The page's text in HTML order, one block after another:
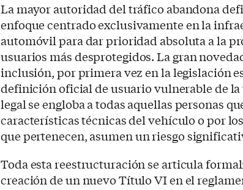
La mayor autoridad del tráfico abandona
enfoque centrado exclusivamente en la
automóvil para dar prioridad absoluta a la
usuarios más desprotegidos. La gran
inclusión, por primera vez en la legislación
definición oficial de usuario vulnerable de la
legal se engloba a todas aquellas personas
características técnicas del vehículo o por
que pertenecen, asumen un riesgo
Toda esta reestructuración se articula
creación de un nuevo Título VI en el